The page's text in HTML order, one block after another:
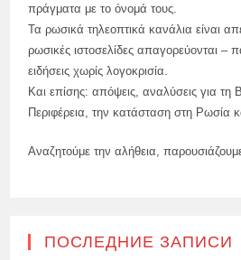
πράγματα με το όνομά τους.
Τα ρωσικά τηλεοπτικά κανάλια είναι
ρωσικές ιστοσελίδες απαγορεύονται –
ειδήσεις χωρίς λογοκρισία.
Και επίσης: απόψεις, αναλύσεις για τη
Περιφέρεια, την κατάσταση στη Ρωσία
Αναζητούμε την αλήθεια,
ПОСЛЕДНИЕ ЗАПИСИ